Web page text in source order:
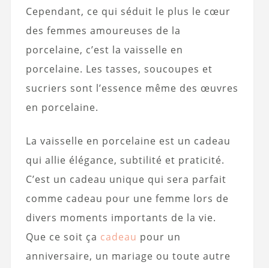
Cependant, ce qui séduit le plus le cœur
des femmes amoureuses de la
porcelaine, c’est la vaisselle en
porcelaine. Les tasses, soucoupes et
sucriers sont l’essence même des œuvres
en porcelaine.
La vaisselle en porcelaine est un cadeau
qui allie élégance, subtilité et praticité.
C’est un cadeau unique qui sera parfait
comme cadeau pour une femme lors de
divers moments importants de la vie.
Que ce soit ça cadeau pour un
anniversaire, un mariage ou toute autre